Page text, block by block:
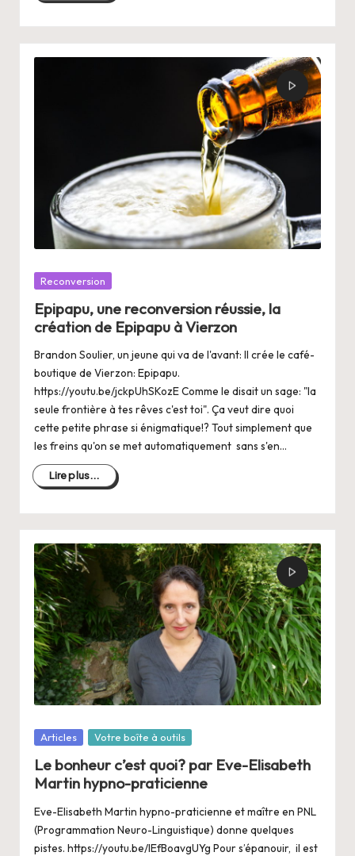
Posté
Reconversion
Epipapu, une reconversion réussie, la
création de Epipapu à Vierzon
Brandon Soulier, un jeune qui va de l'avant: Il crée le café-
boutique de Vierzon: Epipapu.
https://youtu.be/jckpUhSKozE Comme le disait un sage: "la
seule frontière à tes rêves c'est toi". Ça veut dire quoi
cette petite phrase si énigmatique!? Tout simplement que
les freins qu'on se met automatiquement sans s'en…
Lire plus...
Posté
Articles Votre boîte à outils
Le bonheur c’est quoi? par Eve-Elisabeth
Martin hypno-praticienne
Eve-Elisabeth Martin hypno-praticienne et maître en PNL
(Programmation Neuro-Linguistique) donne quelques
pistes. https://youtu.be/lEfBoavgUYg Pour s’épanouir, il est